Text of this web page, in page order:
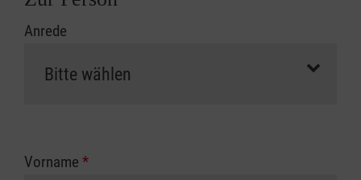
Anrede
Vorname *